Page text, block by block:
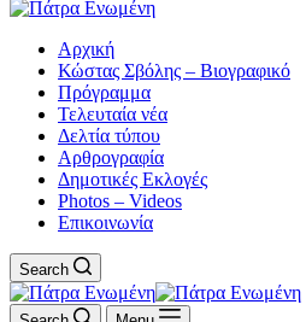
Αρχική
Κώστας Σβόλης – Βιογραφικό
Πρόγραμμα
Τελευταία νέα
Δελτία τύπου
Αρθρογραφία
Δημοτικές Εκλογές
Photos – Videos
Επικοινωνία
Search